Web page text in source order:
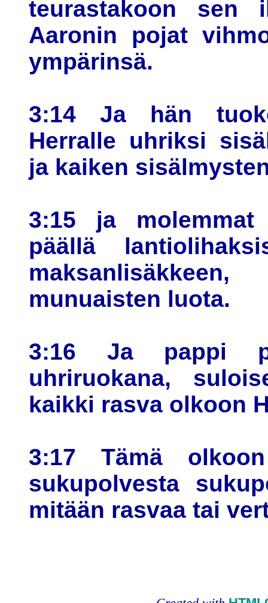
teurastakoon sen
Aaronin pojat
ympärinsä.
3:14 Ja hän
Herralle uhriksi
ja kaiken
3:15 ja
päällä
munuaisten luota.
3:16 Ja pappi
uhriruokana,
kaikki rasva olkoon
3:17 Tämä
sukupolvesta
mitään rasvaa tai